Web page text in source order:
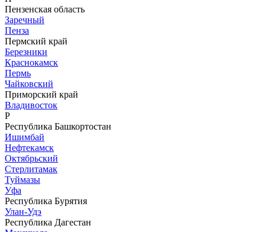
Пензенская область
Заречный
Пенза
Пермский край
Березники
Краснокамск
Пермь
Чайковский
Приморский край
Владивосток
Р
Республика Башкортостан
Ишимбай
Нефтекамск
Октябрьский
Стерлитамак
Туймазы
Уфа
Республика Бурятия
Улан-Удэ
Республика Дагестан